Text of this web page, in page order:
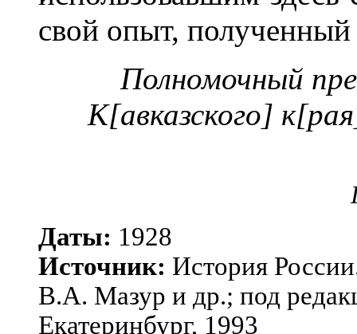
свой опыт,
Полномочный
К[авказского]
Даты: 1928
Источник: История
В.А. Мазур и др.; под
Екатеринбург, 1993